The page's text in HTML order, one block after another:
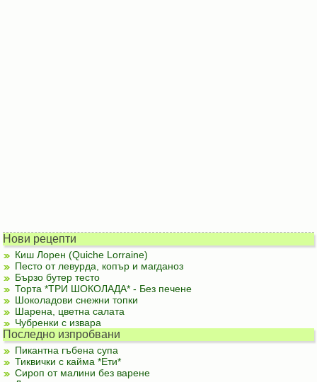
Нови рецепти
Киш Лорен (Quiche Lorraine)
Песто от левурда, копър и магданоз
Бързо бутер тесто
Торта *ТРИ ШОКОЛАДА* - Без печене
Шоколадови снежни топки
Шарена, цветна салата
Чубренки с извара
Последно изпробвани
Пикантна гъбена супа
Тиквички с кайма *Ети*
Сироп от малини без варене